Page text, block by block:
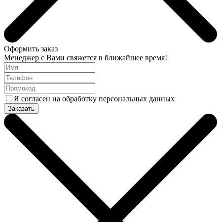
Оформить заказ
Менеджер с Вами свяжется в ближайшее время!
Я согласен на обработку персональных данных
Заказать